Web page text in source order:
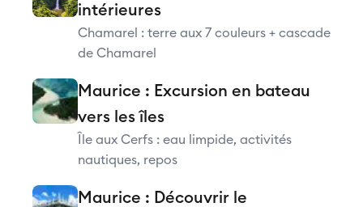
intérieures
Chamarel : terre aux 7 couleurs + cascade
de Chamarel
Maurice : Excursion en bateau
vers les îles
Île aux Cerfs : eau limpide, activités
nautiques, repos
Maurice : Découvrir le